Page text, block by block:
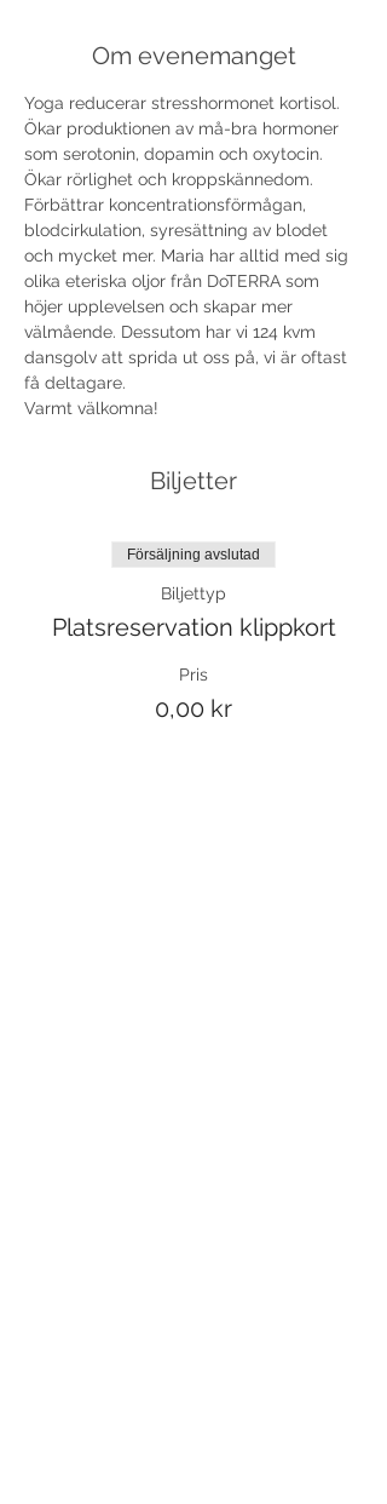
Om evenemanget
Yoga reducerar stresshormonet kortisol.
Ökar produktionen av må-bra hormoner
som serotonin, dopamin och oxytocin.
Ökar rörlighet och kroppskännedom.
Förbättrar koncentrationsförmågan,
blodcirkulation, syresättning av blodet
och mycket mer. Maria har alltid med sig
olika eteriska oljor från DoTERRA som
höjer upplevelsen och skapar mer
välmående. Dessutom har vi 124 kvm
dansgolv att sprida ut oss på, vi är oftast
få deltagare.
Varmt välkomna!
Biljetter
Försäljning avslutad
Biljettyp
Platsreservation klippkort
Pris
0,00 kr